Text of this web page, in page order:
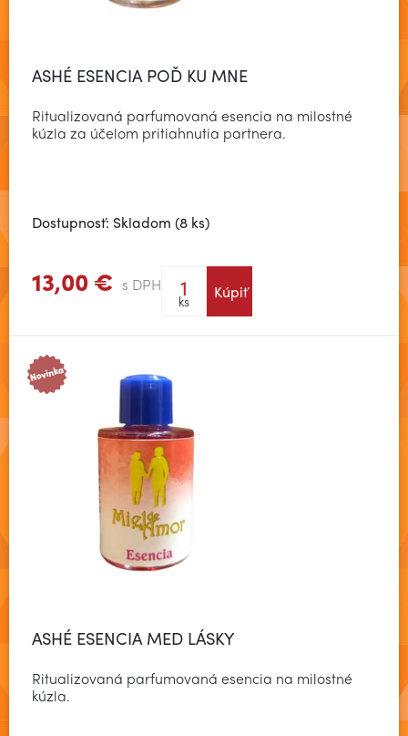
ASHÉ ESENCIA POĎ KU MNE
Ritualizovaná parfumovaná esencia na milostné
kúzla za účelom pritiahnutia partnera.
Dostupnosť: Skladom (8 ks)
13,00 € s DPH
ks Kúpiť
Zobraziť viac
ASHÉ ESENCIA MED LÁSKY
Ritualizovaná parfumovaná esencia na milostné
kúzla.